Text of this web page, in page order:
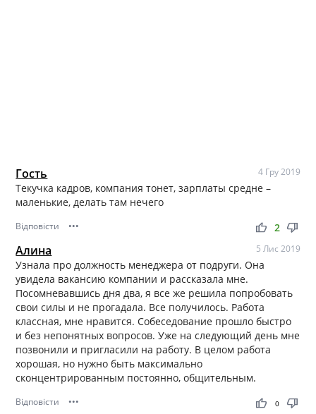
Гость 4 Гру 2019
Текучка кадров, компания тонет, зарплаты средне –
маленькие, делать там нечего
Відповісти ••• thumb_up thumb_down
2
Алина 5 Лис 2019
Узнала про должность менеджера от подруги. Она
увидела вакансию компании и рассказала мне.
Посомневавшись дня два, я все же решила попробовать
свои силы и не прогадала. Все получилось. Работа
классная, мне нравится. Собеседование прошло быстро
и без непонятных вопросов. Уже на следующий день мне
позвонили и пригласили на работу. В целом работа
хорошая, но нужно быть максимально
сконцентрированным постоянно, общительным.
Відповісти ••• thumb_up thumb_down
0